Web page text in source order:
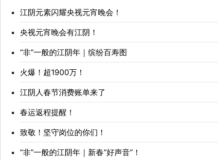
江阴元素闪耀央视元宵晚会！
央视元宵晚会有江阴！
“非”一般的江阴年｜缤纷百寿图
火爆！超1900万！
江阴人春节消费账单来了
春运返程提醒！
致敬！坚守岗位的你们！
“非”一般的江阴年｜新春“好声音”！